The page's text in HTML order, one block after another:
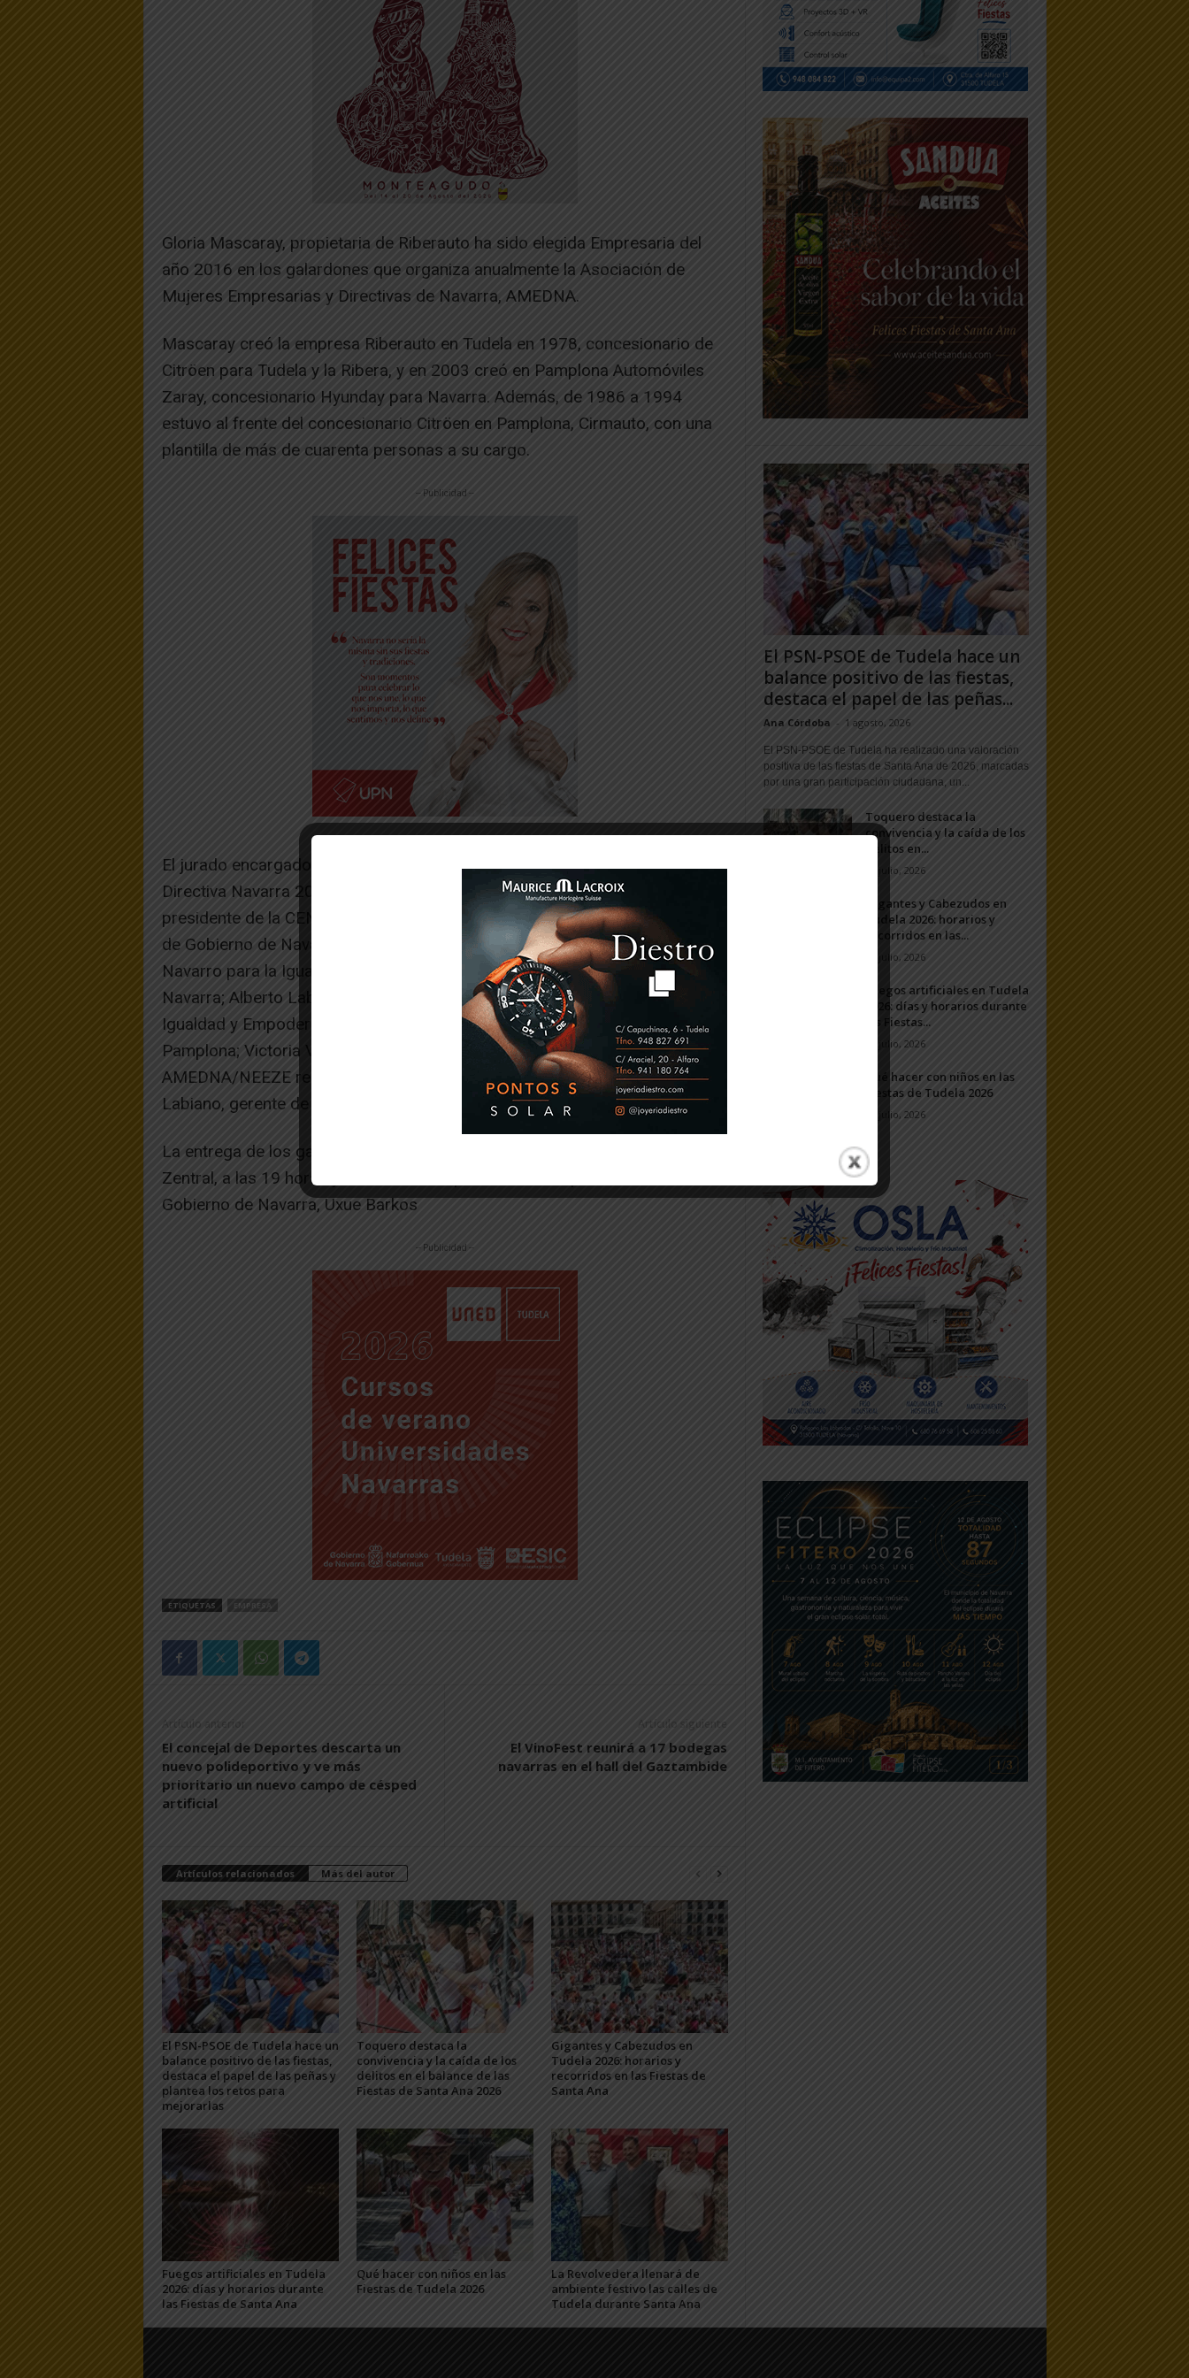
Gloria Mascaray, propietaria de Riberauto ha sido elegida Empresaria del
año 2016 en los galardones que organiza anualmente la Asociación de
Mujeres Empresarias y Directivas de Navarra, AMEDNA.
Mascaray creó la empresa Riberauto en Tudela en 1978, concesionario de
Citröen para Tudela y la Ribera, y en 2003 creó en Pamplona Automóviles
Zaray, concesionario Hyunday para Navarra. Además, de 1986 a 1994
estuvo al frente del concesionario Citröen en Pamplona, Cirmauto, con una
plantilla de más de cuarenta personas a su cargo.
-- Publicidad --
El jurado encargado de tomar la decisión de estos Premios Empresaria y
Directiva Navarra 2016 ha estado integrado por José Antonio Sarría,
presidente de la CEN; Manu Ayerdi, vicepresidente de Desarrollo Económico
de Gobierno de Navarra; Mertxe Leránoz, directora gerente del Instituto
Navarro para la Igualdad; Cristina Oroz, directora de Desarrollo de Cámara
Navarra; Alberto Labarca, concejal del Área de Participación Ciudadana,
Igualdad y Empoderamiento Social y Laboral del Ayuntamiento de
Pamplona; Victoria Vidaurre y Cristina Sotro, presidenta y vicepresidenta de
AMEDNA/NEEZE respectivamente, y con la asistencia técnica de Susana
Labiano, gerente de AMEDNA/NEEZE.
La entrega de los galardones tendrá lugar el próximo 16 de noviembre en el
Zentral, a las 19 horas y contará con la presencia de la presidenta del
Gobierno de Navarra, Uxue Barkos
-- Publicidad --
ETIQUETAS EMPRESA
Artículo anterior
El concejal de Deportes descarta un
nuevo polideportivo y ve más
prioritario un nuevo campo de césped
artificial
Artículo siguiente
El VinoFest reunirá a 17 bodegas
navarras en el hall del Gaztambide
Artículos relacionados Más del autor
El PSN-PSOE de Tudela hace un
balance positivo de las fiestas,
destaca el papel de las peñas y
plantea los retos para
mejorarlas
Toquero destaca la
convivencia y la caída de los
delitos en el balance de las
Fiestas de Santa Ana 2026
Gigantes y Cabezudos en
Tudela 2026: horarios y
recorridos en las Fiestas de
Santa Ana
Fuegos artificiales en Tudela
2026: días y horarios durante
las Fiestas de Santa Ana
Qué hacer con niños en las
Fiestas de Tudela 2026
La Revolvedera llenará de
ambiente festivo las calles de
Tudela durante Santa Ana
El PSN-PSOE de Tudela hace un
balance positivo de las fiestas,
destaca el papel de las peñas...
Ana Córdoba - 1 agosto, 2026
El PSN-PSOE de Tudela ha realizado una valoración
positiva de las fiestas de Santa Ana de 2026, marcadas
por una gran participación ciudadana, un...
Toquero destaca la
convivencia y la caída de los
delitos en...
31 julio, 2026
Gigantes y Cabezudos en
Tudela 2026: horarios y
recorridos en las...
25 julio, 2026
Fuegos artificiales en Tudela
2026: días y horarios durante
las Fiestas...
24 julio, 2026
Qué hacer con niños en las
Fiestas de Tudela 2026
23 julio, 2026